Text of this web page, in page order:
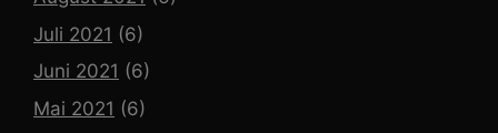
Juli 2021 (6)
Juni 2021 (6)
Mai 2021 (6)